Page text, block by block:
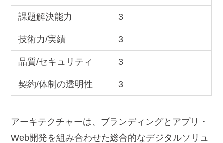
課題解決能力 3
技術力/実績 3
品質/セキュリティ 3
契約/体制の透明性 3
アーキテクチャーは、ブランディングとアプリ・
Web開発を組み合わせた総合的なデジタルソリュ